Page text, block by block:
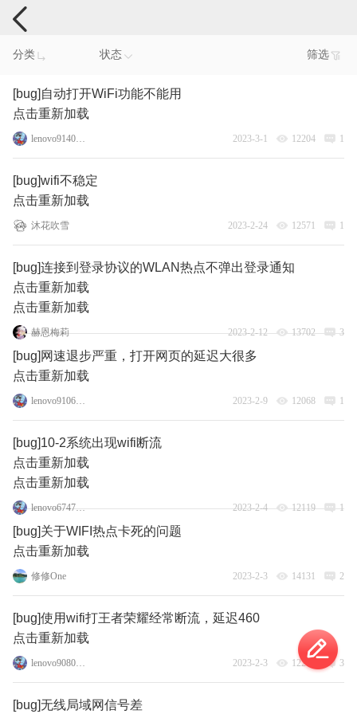
手机反馈
分类 状态 筛选
[bug]自动打开WiFi功能不能用
点击重新加载
lenovo91402821 2023-3-1 12204 1
[bug]wifi不稳定
点击重新加载
沐花吹雪 2023-2-24 12571 1
[bug]连接到登录协议的WLAN热点不弹出登录通知
点击重新加载
点击重新加载
赫恩梅莉 2023-2-12 13702 3
[bug]网速退步严重，打开网页的延迟大很多
点击重新加载
lenovo91063883 2023-2-9 12068 1
[bug]10-2系统出现wifi断流
点击重新加载
点击重新加载
lenovo67473741 2023-2-4 12119 1
[bug]关于WIFI热点卡死的问题
点击重新加载
修修One 2023-2-3 14131 2
[bug]使用wifi打王者荣耀经常断流，延迟460
点击重新加载
lenovo90800116 2023-2-3 12271 3
[bug]无线局域网信号差